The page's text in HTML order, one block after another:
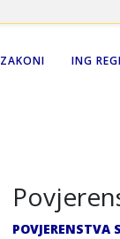
ZAKONI ING